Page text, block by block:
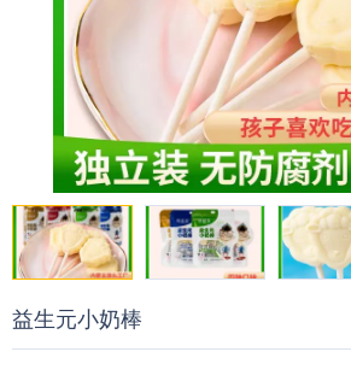
益生元小奶棒